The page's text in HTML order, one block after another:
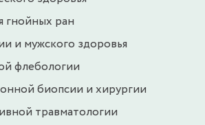
гнойных ран
и мужского здоровья
флебологии
биопсии и хирургии
травматологии